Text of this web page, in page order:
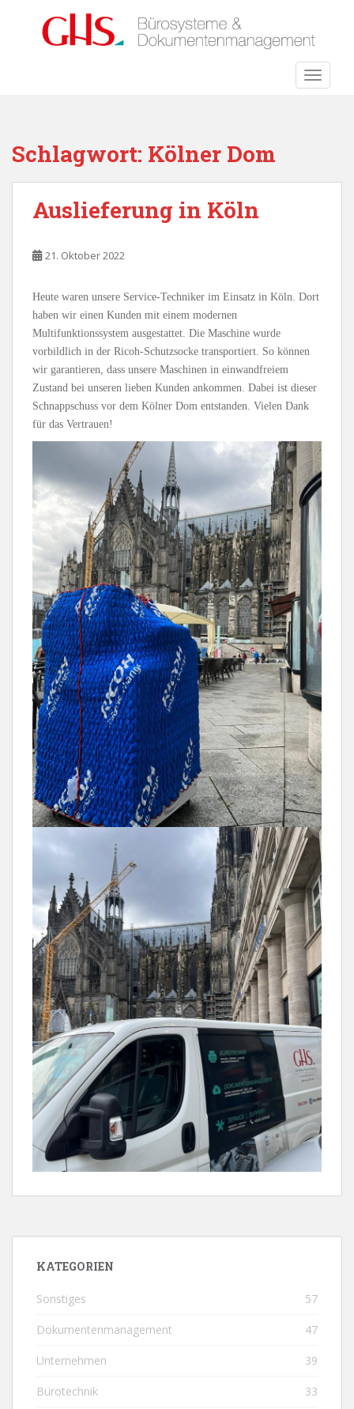
Schlagwort: Kölner Dom
Auslieferung in Köln
21. Oktober 2022
Heute waren unsere Service-Techniker im Einsatz in Köln. Dort
haben wir einen Kunden mit einem modernen
Multifunktionssystem ausgestattet. Die Maschine wurde
vorbildlich in der Ricoh-Schutzsocke transportiert. So können
wir garantieren, dass unsere Maschinen in einwandfreiem
Zustand bei unseren lieben Kunden ankommen. Dabei ist dieser
Schnappschuss vor dem Kölner Dom entstanden. Vielen Dank
für das Vertrauen!
KATEGORIEN
Sonstiges 57
Dokumentenmanagement 47
Unternehmen 39
Bürotechnik 33